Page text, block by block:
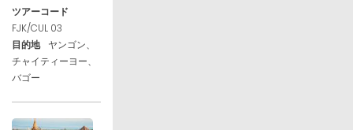
ツアーコード
FJK/CUL 03
目的地
ヤンゴン、
チャイティーヨー、
バゴー